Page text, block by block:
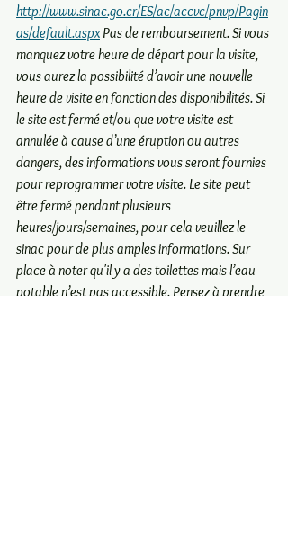
http://www.sinac.go.cr/ES/ac/accvc/pnvp/Pagin
as/default.aspx Pas de remboursement. Si vous
manquez votre heure de départ pour la visite,
vous aurez la possibilité d’avoir une nouvelle
heure de visite en fonction des disponibilités. Si
le site est fermé et/ou que votre visite est
annulée à cause d’une éruption ou autres
dangers, des informations vous seront fournies
pour reprogrammer votre visite. Le site peut
être fermé pendant plusieurs
heures/jours/semaines, pour cela veuillez le
sinac pour de plus amples informations. Sur
place à noter qu'il y a des toilettes mais l’eau
potable n’est pas accessible. Pensez à prendre